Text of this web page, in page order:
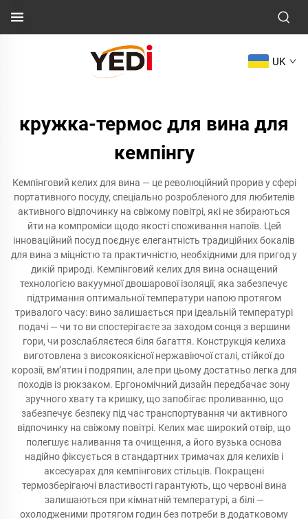
UK
кружка-термос для вина для
кемпінгу
Кемпінговий келих для вина — це революційний прорив у сфері
портативного посуду, спеціально розробленого для любителів
активного відпочинку на свіжому повітрі, які не збираються
йти на компроміси щодо якості споживання напоїв. Цей
інноваційний посуд поєднує елегантність традиційних бокалів
для вина з міцністю та практичністю, необхідними для пригод у
дикій природі. Кемпінговий келих для вина оснащений
технологією вакуумної двошарової ізоляції, яка забезпечує
підтримання оптимальної температури напою протягом
тривалого часу: вино залишається при ідеальній температурі
подачі — чи то ви спостерігаєте за заходом сонця з вершини
гори, чи розслабляєтеся біля багаття. Конструкція келиха
виготовлена з високоякісної нержавіючої сталі, стійкої до
корозії, вм’ятин і подряпин, але при цьому достатньо легка для
походів із рюкзаком. Ергономічний дизайн передбачає зону
зручного хвату та кришку, що запобігає проливанню, що
забезпечує безпеку під час транспортування чи активного
відпочинку на свіжому повітрі. Келих має широкий отвір, що
полегшує наливання та очищення, а його вузька основа
надійно фіксується в стандартних тримачах для келихів і
аксесуарах для кемпінгових стільців. Покращені
термозберігаючі властивості гарантують, що червоні вина
залишаються при кімнатній температурі, а білі —
охолодженими протягом годин без потреби в додатковому